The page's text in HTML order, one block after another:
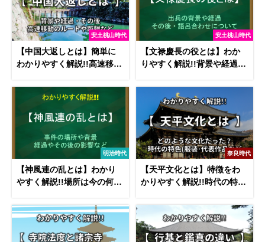
安土桃山時代
【中国大返しとは】簡単に
わかりやすく解説!!高速移動
いて
安土桃山時代
【文禄慶長の役とは】わか
りやすく解説!!背景や経過・
明治時代
【神風連の乱とは】わかり
やすく解説!!場所は今の何
奈良時代
【天平文化とは】特徴をわ
かりやすく解説!!時代の特色
て